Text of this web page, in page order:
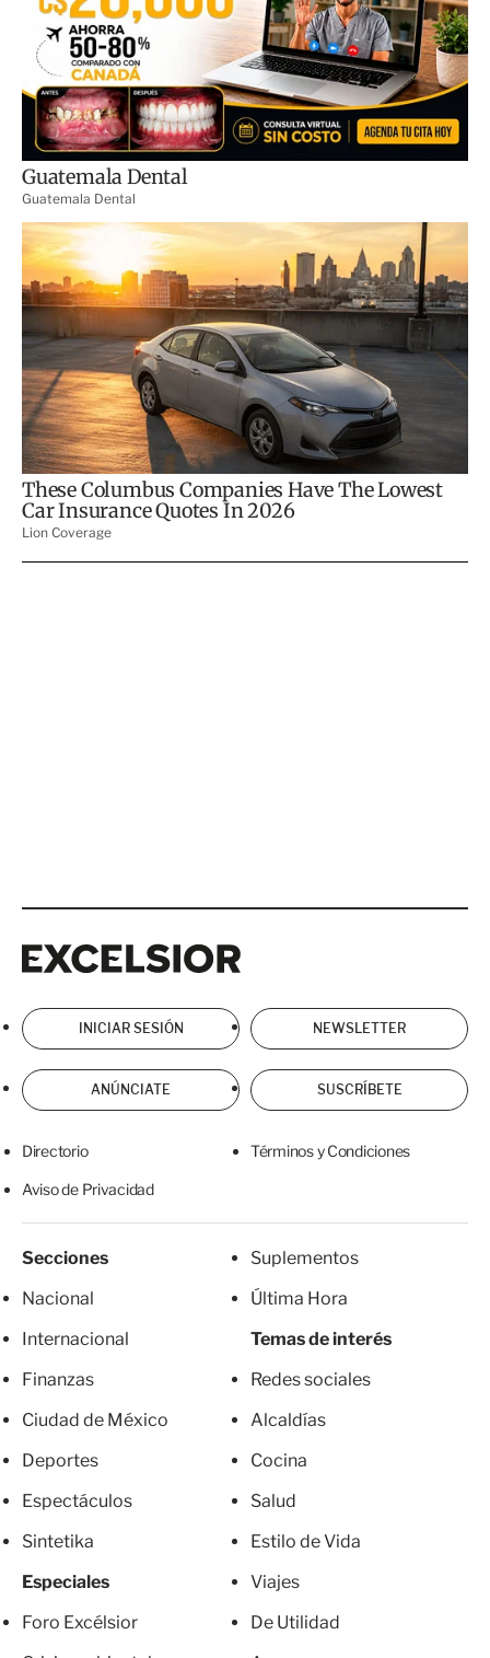
INICIAR SESIÓN NEWSLETTER
ANÚNCIATE SUSCRÍBETE
Directorio Términos y Condiciones
Aviso de Privacidad
Secciones
Nacional
Internacional
Finanzas
Ciudad de México
Deportes
Espectáculos
Sintetika
Especiales
Foro Excélsior
Suplementos
Última Hora
Temas de interés
Redes sociales
Alcaldías
Cocina
Salud
Estilo de Vida
Viajes
De Utilidad